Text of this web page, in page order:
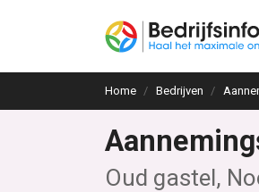
Home Bedrijven
Oud gastel,